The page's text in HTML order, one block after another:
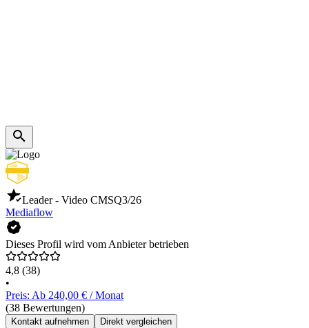
Leader - Video CMSQ3/26
Mediaflow
Dieses Profil wird vom Anbieter betrieben
4,8 (38)
•
Preis: Ab 240,00 € / Monat
(38 Bewertungen)
Kontakt aufnehmen Direkt vergleichen